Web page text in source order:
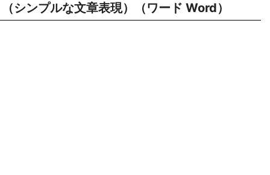
（シンプルな文章表現）（ワード Word）